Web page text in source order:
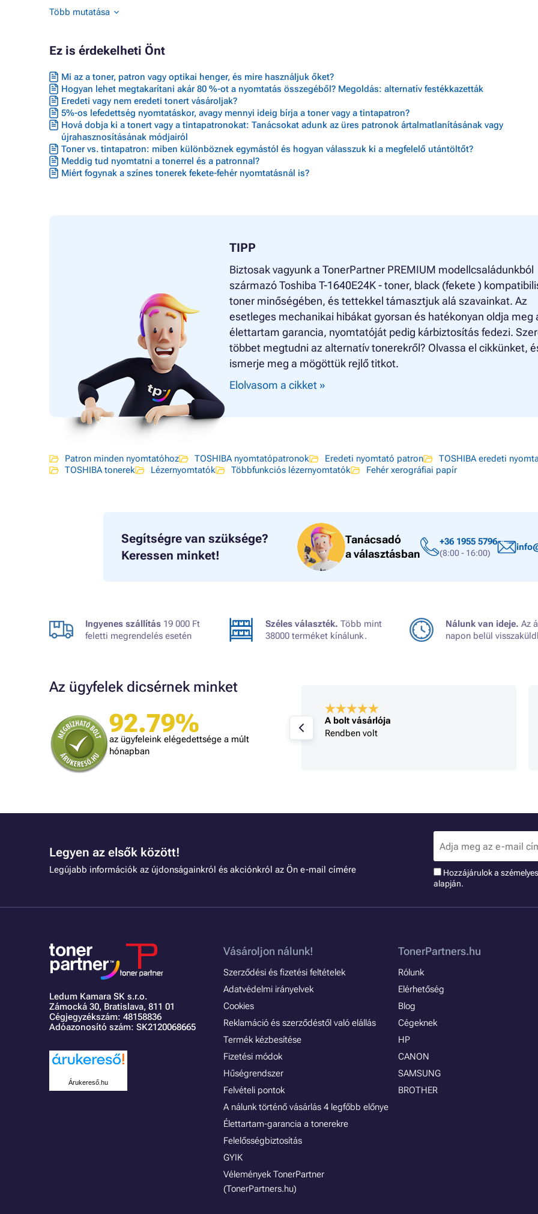
Toner TOSHIBA E-STUDIO 166
Több mutatása
Ez is érdekelheti Önt
Mi az a toner, patron vagy optikai henger, és mire használjuk őket?
Hogyan lehet megtakarítani akár 80 %-ot a nyomtatás összegéből? Megoldás: alternatív festékkazetták
Eredeti vagy nem eredeti tonert vásároljak?
5%-os lefedettség nyomtatáskor, avagy mennyi ideig bírja a toner vagy a tintapatron?
Hová dobja ki a tonert vagy a tintapatronokat: Tanácsokat adunk az üres patronok ártalmatlanításának vagy
újrahasznosításának módjairól
Toner vs. tintapatron: miben különböznek egymástól és hogyan válasszuk ki a megfelelő utántöltőt?
Meddig tud nyomtatni a tonerrel és a patronnal?
Miért fogynak a színes tonerek fekete-fehér nyomtatásnál is?
TIPP
Biztosak vagyunk a TonerPartner PREMIUM modellcsaládunkból
származó Toshiba T-1640E24K - toner, black (fekete )
toner minőségében, és tettekkel támasztjuk alá szavainkat. Az
esetleges mechanikai hibákat gyorsan és hatékonyan oldja meg
élettartam garancia, nyomtatóját pedig kárbiztosítás fedezi.
többet megtudni az alternatív tonerekről? Olvassa el cikkünket,
ismerje meg a mögöttük rejlő titkot.
Elolvasom a cikket »
Patron minden nyomtatóhoz TOSHIBA nyomtatópatronok Eredeti nyomtató patron
TOSHIBA eredeti
TOSHIBA tonerek
Lézernyomtatók Többfunkciós lézernyomtatók Fehér xerográfiai papír
Segítségre van szüksége?
Keressen minket!
Tanácsadó
a választásban
+36 1955 5796
(8:00 - 16:00)
Ingyenes szállítás 19 000 Ft
feletti megrendelés esetén
Széles választék. Több mint
38000 terméket kínálunk.
Nálunk van ideje. Az
napon belül
Az ügyfelek dicsérnek minket
92.79%
az ügyfeleink elégedettsége a múlt
hónapban
A bolt vásárlója
Minden úgy történt ahogyan ígérték.
gy kéne minden kereskedőnek dolgozni.
A bolt vásárlója
Rendben volt
Legyen az elsők között!
Legújabb információk az újdonságainkról és akciónkról az Ön e-mail címére Hozzájárulok a
alapján.
Ledum Kamara SK s.r.o.
Zámocká 30, Bratislava, 811 01
Cégjegyzékszám: 48158836
Adóazonosító szám: SK2120068665
Árukereső.hu
Vásároljon nálunk!
Szerződési és fizetési feltételek
Adatvédelmi irányelvek
Cookies
Reklamáció és szerződéstől való elállás
Termék kézbesítése
Fizetési módok
Hűségrendszer
Felvételi pontok
A nálunk történő vásárlás 4 legfőbb előnye
Élettartam-garancia a tonerekre
Felelősségbiztosítás
GYIK
Vélemények TonerPartner
(TonerPartners.hu)
TonerPartners.hu
Rólunk
Elérhetőség
Blog
Cégeknek
HP
CANON
SAMSUNG
BROTHER